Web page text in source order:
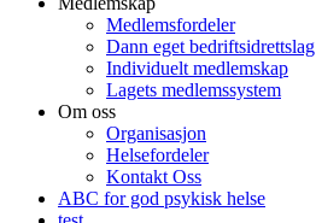
Medlemsfordeler
Dann eget bedriftsidrettslag
Individuelt medlemskap
Lagets medlemssystem
Om oss
Organisasjon
Helsefordeler
Kontakt Oss
ABC for god psykisk helse